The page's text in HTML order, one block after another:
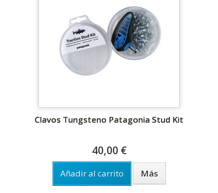
Clavos Tungsteno Patagonia Stud Kit
40,00 €
Añadir al carrito Más